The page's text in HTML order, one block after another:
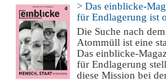
> Das einblicke-
für Endlagerung ist
Die Suche nach
Atommüll ist eine
Das einblicke-
für Endlagerung
diese Mission bei